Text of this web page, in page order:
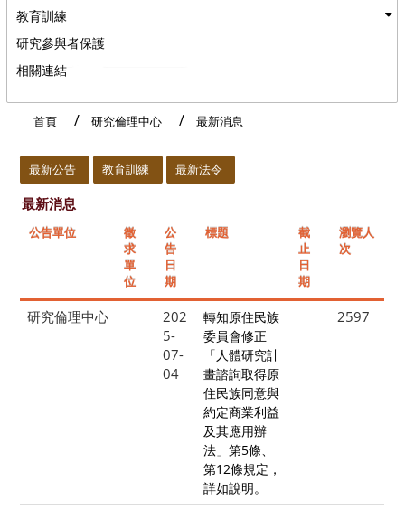
教育訓練
研究參與者保護
相關連結
首頁 研究倫理中心 最新消息
最新公告 教育訓練 最新法令
最新消息
公告單位
徵
求
單
位
公
告
日
期
標題
截
止
日
期
瀏覽人
次
研究倫理中心
202
5-
07-
04
轉知原住民族
委員會修正
「人體研究計
畫諮詢取得原
住民族同意與
約定商業利益
及其應用辦
法」第5條、
第12條規定，
詳如說明。
2597